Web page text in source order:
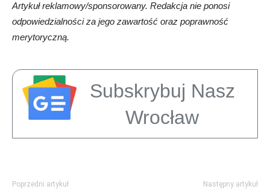
Artykuł reklamowy/sponsorowany. Redakcja nie ponosi
odpowiedzialności za jego zawartość oraz poprawność
merytoryczną.
Subskrybuj Nasz
Wrocław
Poprzedni artykuł Następny artykuł